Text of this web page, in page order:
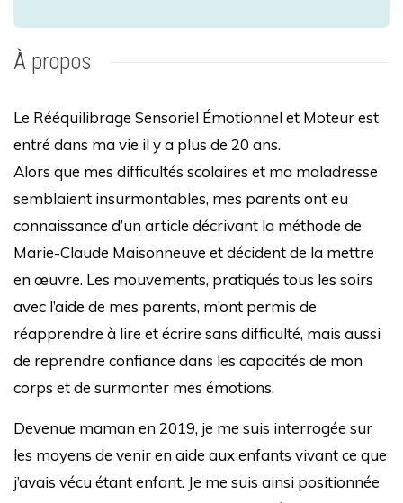
À propos
Le Rééquilibrage Sensoriel Émotionnel et Moteur est
entré dans ma vie il y a plus de 20 ans.
Alors que mes difficultés scolaires et ma maladresse
semblaient insurmontables, mes parents ont eu
connaissance d’un article décrivant la méthode de
Marie-Claude Maisonneuve et décident de la mettre
en œuvre. Les mouvements, pratiqués tous les soirs
avec l’aide de mes parents, m’ont permis de
réapprendre à lire et écrire sans difficulté, mais aussi
de reprendre confiance dans les capacités de mon
corps et de surmonter mes émotions.
Devenue maman en 2019, je me suis interrogée sur
les moyens de venir en aide aux enfants vivant ce que
j’avais vécu étant enfant. Je me suis ainsi positionnée